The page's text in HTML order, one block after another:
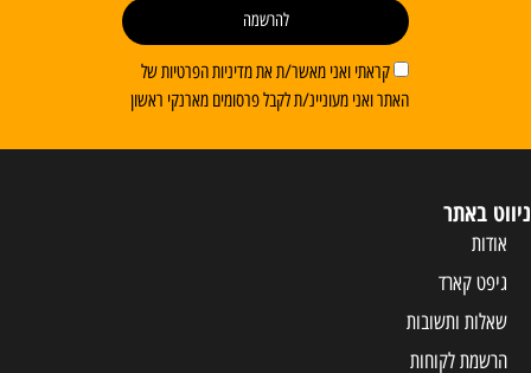
קראתי ואני מאשר/ת את מדיניות הפרטיות של
האתר ואני מעוניינ/ת לקבל פרסומים מארנקי ראשון
להרשמה
ניווט באתר
אודות
גיפט קארד
שאלות ותשובות
הרשמת לקוחות